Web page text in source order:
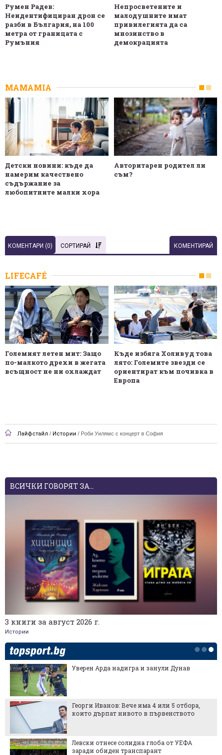
Румен Радев:
Неидентифициран дрон се
разби в България, на 100
метра от границата с
Румъния
Непросветените и
малодушните имат
привилегията да са
мнозинство в
демокрацията
MAMAMIA
Детски новини: къде да
намерим качествено
съдържание за
любопитните малки хора
Авторитарен родител ли
съм?
КОМЕНТАРИ (0) СОРТИРАЙ КОМЕНТИРАЙ
LIFECAFÉ
Големият летен мит: Защо
по-малкото дрехи в жегата
всъщност не ни охлаждат
Къде избяга Холивуд това
лято: Големите звезди се
ориентират към почивка в
Европа
Лайфстайл / Истории / Роби Уилямс с концерт в София
ВСИЧКИ ГОВОРЯТ ЗА...
3 книги за август 2026 г.
Истории
Уверен Арда надигра и занули Дунав
Георги Иванов: Вече има 4 или 5 отбора,
които дърпат нивото в първенството
Левски отнесе солидна глоба от УЕФА
заради обиден транспарант